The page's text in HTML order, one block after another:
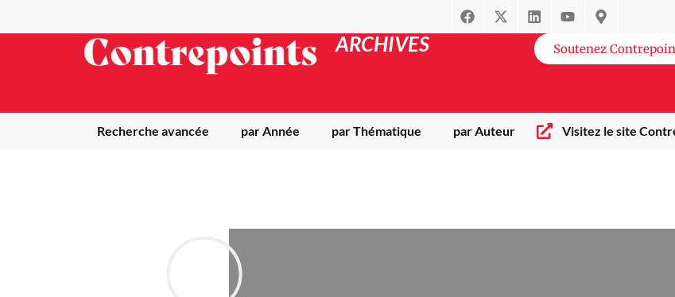
ARCHIVES Soutenez
Recherche avancée par Année par Thématique par Auteur Visitez le site